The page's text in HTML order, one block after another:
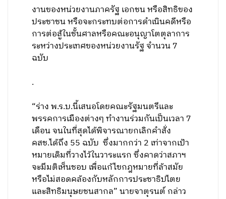
งานของหน่วยงานภาครัฐ เอกชน หรือสิทธิของ
ประชาชน หรือจะกระทบต่อการดำเนินคดีหรือ
การต่อสู้ในชั้นศาลหรือคณะอนุญาโตตุลาการ
ระหว่างประเทศของหน่วยงานรัฐ จำนวน 7
ฉบับ
.
“ร่าง พ.ร.บ.นี้เสนอโดยคณะรัฐมนตรีและ
พรรคการเมืองต่างๆ ทำงานร่วมกันเป็นเวลา 7
เดือน จนในที่สุดได้พิจารณายกเลิกคำสั่ง
คสช.ได้ถึง 55 ฉบับ ซึ่งมากกว่า 2 เท่าจากเป้า
หมายเดิมที่วางไว้ในวาระแรก ซึ่งคาดว่าสภาฯ
จะมีมติเห็นชอบ เพื่อแก้ไขกฎหมายที่ล้าสมัย
หรือไม่สอดคล้องกับหลักการประชาธิปไตย
และสิทธิมนุษยชนสากล” นายจาตุรนต์ กล่าว